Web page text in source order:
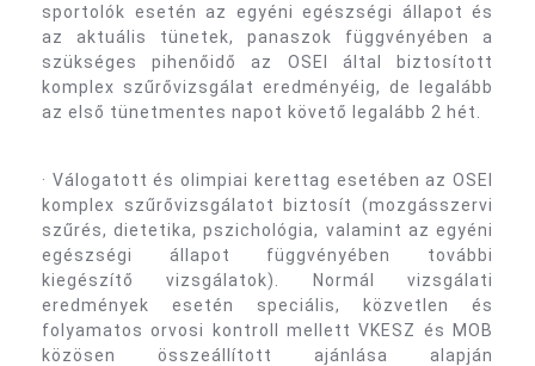
sportolók esetén az egyéni egészségi állapot és
az aktuális tünetek, panaszok függvényében a
szükséges pihenőidő az OSEI által biztosított
komplex szűrővizsgálat eredményéig, de legalább
az első tünetmentes napot követő legalább 2 hét.
· Válogatott és olimpiai kerettag esetében az OSEI
komplex szűrővizsgálatot biztosít (mozgásszervi
szűrés, dietetika, pszichológia, valamint az egyéni
egészségi állapot függvényében további
kiegészítő vizsgálatok). Normál vizsgálati
eredmények esetén speciális, közvetlen és
folyamatos orvosi kontroll mellett VKESZ és MOB
közösen összeállított ajánlása alapján